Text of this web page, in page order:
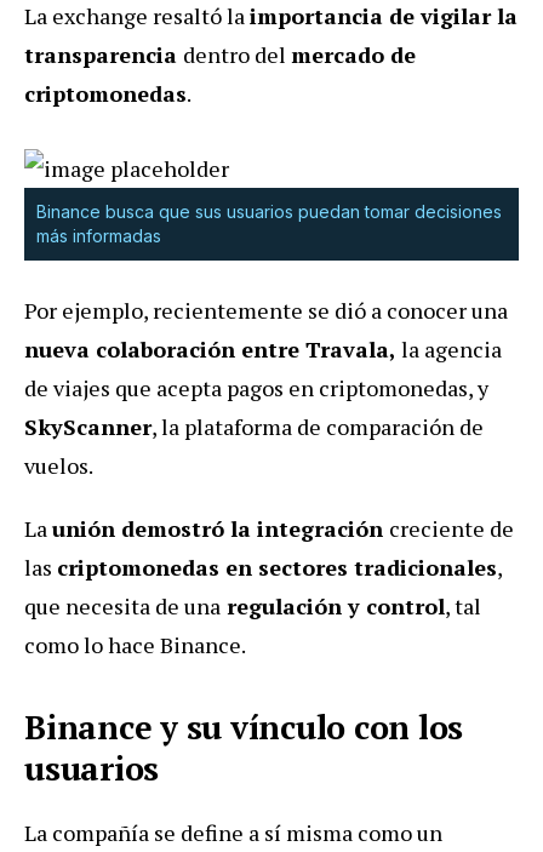
La exchange resaltó laimportancia de vigilar la
transparencia dentro del mercado de
criptomonedas.
Binance busca que sus usuarios puedan tomar decisiones
más informadas
Por ejemplo, recientemente se dió a conocer una
nueva colaboración entre Travala, la agencia
de viajes que acepta pagos en criptomonedas, y
SkyScanner, la plataforma de comparación de
vuelos.
Launión demostró la integración creciente de
las criptomonedas en sectores tradicionales,
que necesita de una regulación y control, tal
como lo hace Binance.
Binance y su vínculo con los
usuarios
La compañía se define a sí misma como un